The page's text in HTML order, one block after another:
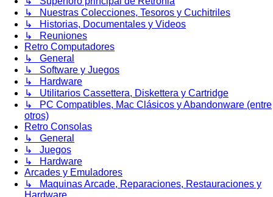
↳ Nuestras Colecciones, Tesoros y Cuchitriles
↳ Historias, Documentales y Videos
↳ Reuniones
Retro Computadores
↳ General
↳ Software y Juegos
↳ Hardware
↳ Utilitarios Cassettera, Diskettera y Cartridge
↳ PC Compatibles, Mac Clásicos y Abandonware (entre
otros)
Retro Consolas
↳ General
↳ Juegos
↳ Hardware
Arcades y Emuladores
↳ Maquinas Arcade, Reparaciones, Restauraciones y